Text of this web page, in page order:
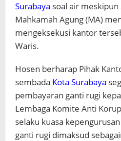
Surabaya soal air
Mahkamah Agung (MA)
mengeksekusi kantor
Waris.
Hosen berharap Pihak
sembada Kota Surabaya
pembayaran ganti rugi
Lembaga Komite Anti
selaku kuasa
ganti rugi dimaksud